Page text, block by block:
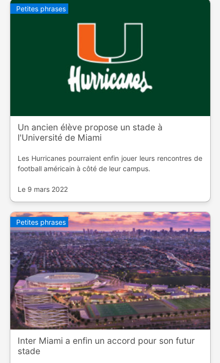
Petites phrases
Un ancien élève propose un stade à
l'Université de Miami
Les Hurricanes pourraient enfin jouer leurs rencontres de
football américain à côté de leur campus.
Le 9 mars 2022
Petites phrases
Inter Miami a enfin un accord pour son futur
stade